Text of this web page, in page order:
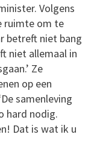
Volgens
ruimte om te
betreft niet bang
niet allemaal in
Ze
op een
samenleving
hard nodig.
Dat is wat ik u